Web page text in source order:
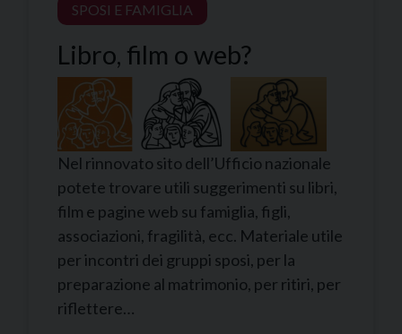
SPOSI E FAMIGLIA
Libro, film o web?
Nel rinnovato sito dell’Ufficio nazionale
potete trovare utili suggerimenti su libri,
film e pagine web su famiglia, figli,
associazioni, fragilità, ecc. Materiale utile
per incontri dei gruppi sposi, per la
preparazione al matrimonio, per ritiri, per
riflettere…